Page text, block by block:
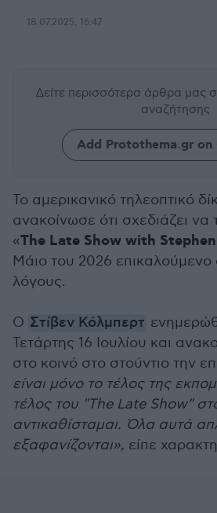
18.07.2025, 16:47
Δείτε περισσότερα άρθρα μας
αναζήτησης
Add Protothema.gr on
Το αμερικανικό τηλεοπτικό
ανακοίνωσε ότι σχεδιάζει να
«The Late Show with
Μάιο του 2026 επικαλούμενο
λόγους.
Ο Στίβεν Κόλμπερτ
Τετάρτης 16 Ιουλίου και
στο κοινό στο στούντιο την
είναι μόνο το τέλος της
τέλος του "The Late Show"
αντικαθίσταμαι. Όλα αυτά
εξαφανίζονται», είπε